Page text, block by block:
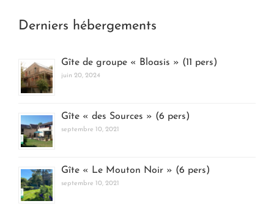
Derniers hébergements
Gîte de groupe « Bloasis » (11 pers)
juin 20, 2024
Gîte « des Sources » (6 pers)
septembre 10, 2021
Gîte « Le Mouton Noir » (6 pers)
septembre 10, 2021